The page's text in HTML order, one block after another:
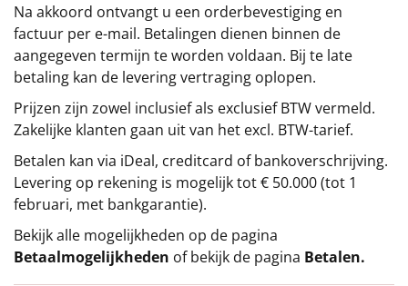
Na akkoord ontvangt u een orderbevestiging en
factuur per e-mail. Betalingen dienen binnen de
aangegeven termijn te worden voldaan. Bij te late
betaling kan de levering vertraging oplopen.
Prijzen zijn zowel inclusief als exclusief BTW vermeld.
Zakelijke klanten gaan uit van het excl. BTW-tarief.
Betalen kan via iDeal, creditcard of bankoverschrijving.
Levering op rekening is mogelijk tot € 50.000 (tot 1
februari, met bankgarantie).
Bekijk alle mogelijkheden op de pagina
Betaalmogelijkheden of bekijk de pagina Betalen.